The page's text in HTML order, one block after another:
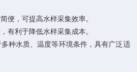
，可提高水样采集效率。
利于降低水样采集成本。
水质、温度等环境条件，具有广泛适